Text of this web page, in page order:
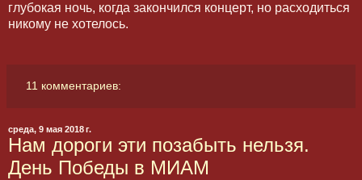
глубокая ночь, когда закончился концерт, но расходиться
никому не хотелось.
11 комментариев:
среда, 9 мая 2018 г.
Нам дороги эти позабыть нельзя.
День Победы в МИАМ